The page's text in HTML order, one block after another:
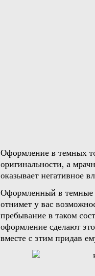
Оформление в темных
оригинальности, а
оказывает негативное
Оформленный в темные
отнимет у вас
пребывание в таком
оформление сделают
вместе с этим придав